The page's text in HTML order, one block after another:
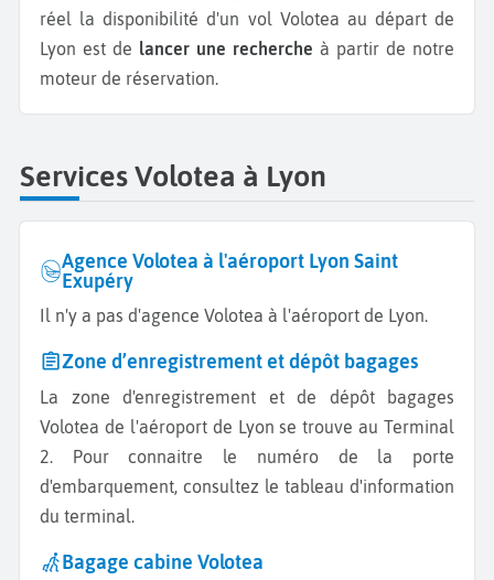
réel la disponibilité d'un vol Volotea au départ de
Lyon est de
lancer une recherche à partir de notre
moteur de réservation.
Services Volotea à Lyon
Agence Volotea à l'aéroport Lyon Saint
Exupéry
Il n'y a pas d'agence Volotea à l'aéroport de Lyon.
Zone d’enregistrement et dépôt bagages
La zone d'enregistrement et de dépôt bagages
Volotea de l'aéroport de Lyon se trouve au Terminal
2. Pour connaitre le numéro de la porte
d'embarquement, consultez le tableau d'information
du terminal.
Bagage cabine Volotea